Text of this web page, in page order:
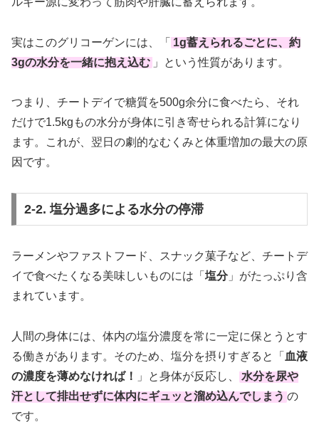
実はこのグリコーゲンには、「 1g蓄えられるごとに、約
3gの水分を一緒に抱え込む 」という性質があります。
つまり、チートデイで糖質を500g余分に食べたら、それ
だけで1.5kgもの水分が身体に引き寄せられる計算になり
ます。これが、翌日の劇的なむくみと体重増加の最大の原
因です。
2-2. 塩分過多による水分の停滞
ラーメンやファストフード、スナック菓子など、チートデ
イで食べたくなる美味しいものには「 塩分」がたっぷり含
まれています。
人間の身体には、体内の塩分濃度を常に一定に保とうとす
る働きがあります。そのため、塩分を摂りすぎると「 血液
の濃度を薄めなければ！
」と身体が反応し、
水分を尿や
汗として排出せずに体内にギュッと溜め込んでしまう の
です。